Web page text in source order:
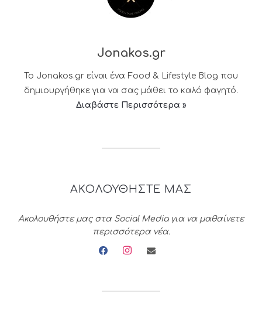
Jonakos.gr
Το Jonakos.gr είναι ένα Food & Lifestyle Blog που
δημιουργήθηκε για να σας μάθει το καλό φαγητό.
Διαβάστε Περισσότερα »
ΑΚΟΛΟΥΘΗΣΤΕ ΜΑΣ
Ακολουθήστε μας στα Social Media για να μαθαίνετε
περισσότερα νέα.
facebookinstagramenvelope